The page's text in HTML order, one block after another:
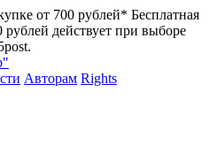
от 700 рублей* Бесплатная
рублей действует при выборе
Авторам Rights